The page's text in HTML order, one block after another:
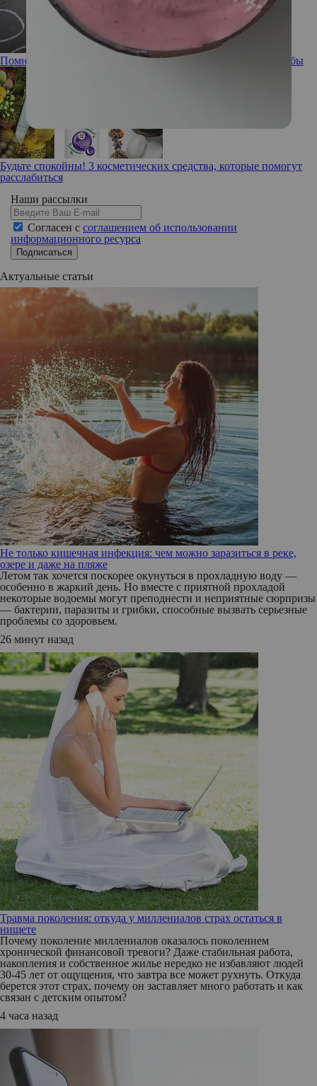
Помнишь ли ты: забывчивость, ее причины и способы борьбы
Будьте спокойны! 3 косметических средства, которые помогут
расслабиться
Наши рассылки
Согласен с соглашением об использовании
информационного ресурса
Подписаться
Актуальные статьи
Не только кишечная инфекция: чем можно заразиться в реке,
озере и даже на пляже
Летом так хочется поскорее окунуться в прохладную воду —
особенно в жаркий день. Но вместе с приятной прохладой
некоторые водоемы могут преподнести и неприятные сюрпризы
— бактерии, паразиты и грибки, способные вызвать серьезные
проблемы со здоровьем.
26 минут назад
Травма поколения: откуда у миллениалов страх остаться в
нищете
Почему поколение миллениалов оказалось поколением
хронической финансовой тревоги? Даже стабильная работа,
накопления и собственное жилье нередко не избавляют людей
30-45 лет от ощущения, что завтра все может рухнуть. Откуда
берется этот страх, почему он заставляет много работать и как
связан с детским опытом?
4 часа назад